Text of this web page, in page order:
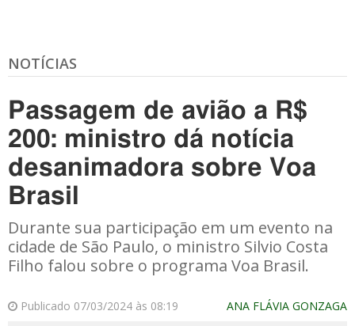
NOTÍCIAS
Passagem de avião a R$
200: ministro dá notícia
desanimadora sobre Voa
Brasil
Durante sua participação em um evento na
cidade de São Paulo, o ministro Silvio Costa
Filho falou sobre o programa Voa Brasil.
Publicado 07/03/2024 às 08:19 ANA FLÁVIA GONZAGA